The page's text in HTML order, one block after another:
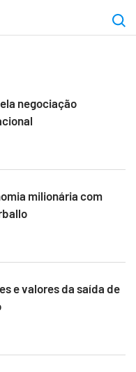
negociação
milionária com
e valores da saída de